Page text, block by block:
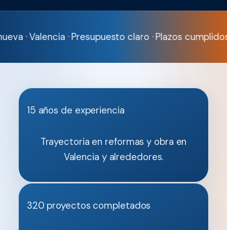
· Presupuesto claro · Plazos cumplidos ·
15 años de experiencia
Trayectoria en reformas y obra en
Valencia y alrededores.
320 proyectos completados